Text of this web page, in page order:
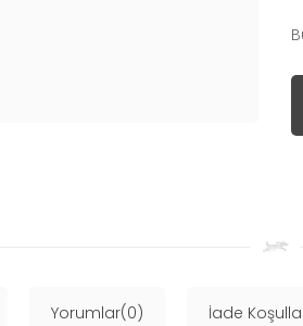
Yorumlar(0) İade